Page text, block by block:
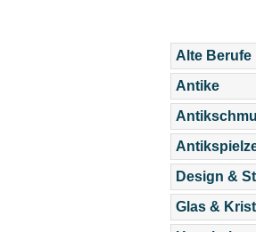
Alte Berufe
Antike
Design &
Glas &